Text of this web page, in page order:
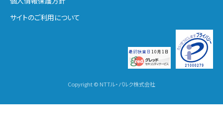
サイトのご利用について
Copyright © NTTル・パルク株式会社